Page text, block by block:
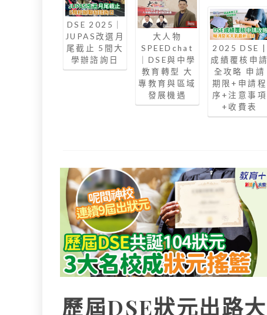
DSE 2025｜
JUPAS改選月
尾截止 5間大
學辦諮詢日
大人物
SPEEDchat
｜DSE與中學
教育轉型 大
專教育與區域
發展機遇
2025 DSE |
成績覆核申請
全攻略 申請
期限+申請程
序+注意事項
+收費表
歷屆DSE狀元出路大